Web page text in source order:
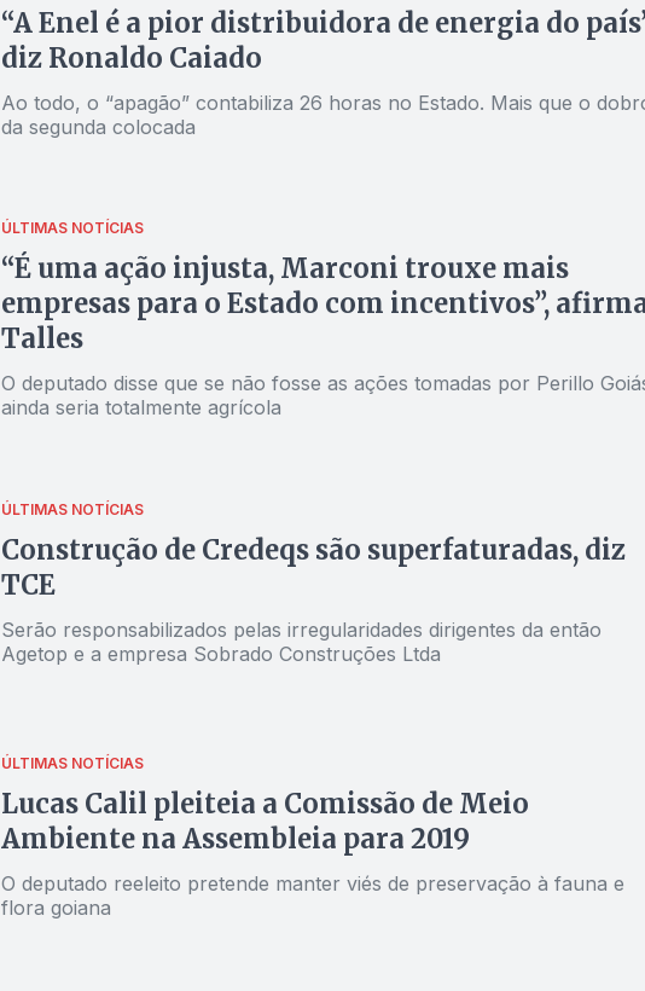
“A Enel é a pior distribuidora de energia do
diz Ronaldo Caiado
Ao todo, o “apagão” contabiliza 26 horas no Estado. Mais que o
da segunda colocada
ÚLTIMAS NOTÍCIAS
“É uma ação injusta, Marconi trouxe mais
empresas para o Estado com incentivos”,
Talles
O deputado disse que se não fosse as ações tomadas por Perillo
ainda seria totalmente agrícola
ÚLTIMAS NOTÍCIAS
Construção de Credeqs são superfaturadas, diz
TCE
Serão responsabilizados pelas irregularidades dirigentes da então
Agetop e a empresa Sobrado Construções Ltda
ÚLTIMAS NOTÍCIAS
Lucas Calil pleiteia a Comissão de Meio
Ambiente na Assembleia para 2019
O deputado reeleito pretende manter viés de preservação à fauna e
flora goiana